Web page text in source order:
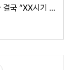
장윤정 최근 계속 고민하다 결국 “XX시기 정했다” 예상치 못한 이야기에 모두가 충격을 받았다